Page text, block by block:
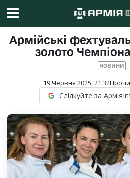
Армійські
золото
НОВИНИ
19 Червня 2025, 21:32
Слідкуйте за